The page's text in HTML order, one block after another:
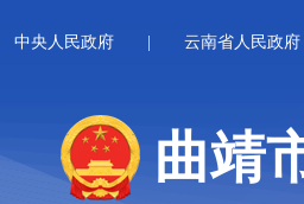
中央人民政府 云南省人民政府
曲靖